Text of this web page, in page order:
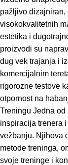
pažljivo dizajniran,
visokokvalitetnih
estetika i
proizvodi su
dug vek trajanja i
komercijalnim
rigorozne testove
otpornost na
Treningu Jedna
inspiracija trenera
vežbanju. Njihova
metode treninga,
svoje treninge i